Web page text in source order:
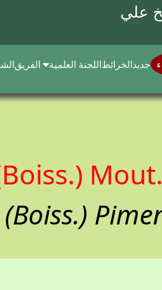
علي
جديدالخرائطاللجنة العلمية
Mout.